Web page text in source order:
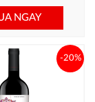
NGAY
-20%